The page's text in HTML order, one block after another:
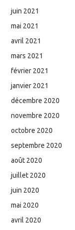
juin 2021
mai 2021
avril 2021
mars 2021
février 2021
janvier 2021
décembre 2020
novembre 2020
octobre 2020
septembre 2020
août 2020
juillet 2020
juin 2020
mai 2020
avril 2020